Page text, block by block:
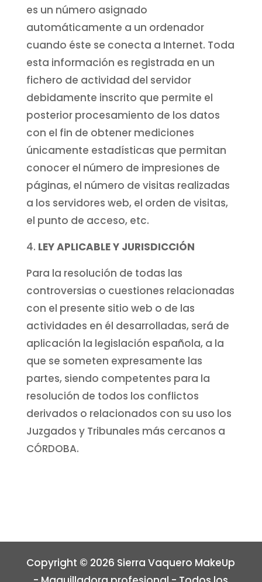
es un número asignado
automáticamente a un ordenador
cuando éste se conecta a Internet. Toda
esta información es registrada en un
fichero de actividad del servidor
debidamente inscrito que permite el
posterior procesamiento de los datos
con el fin de obtener mediciones
únicamente estadísticas que permitan
conocer el número de impresiones de
páginas, el número de visitas realizadas
a los servidores web, el orden de visitas,
el punto de acceso, etc.
LEY APLICABLE Y JURISDICCIÓN
Para la resolución de todas las
controversias o cuestiones relacionadas
con el presente sitio web o de las
actividades en él desarrolladas, será de
aplicación la legislación española, a la
que se someten expresamente las
partes, siendo competentes para la
resolución de todos los conflictos
derivados o relacionados con su uso los
Juzgados y Tribunales más cercanos a
CÓRDOBA.
Copyright © 2026 Sierra Vaquero MakeUp